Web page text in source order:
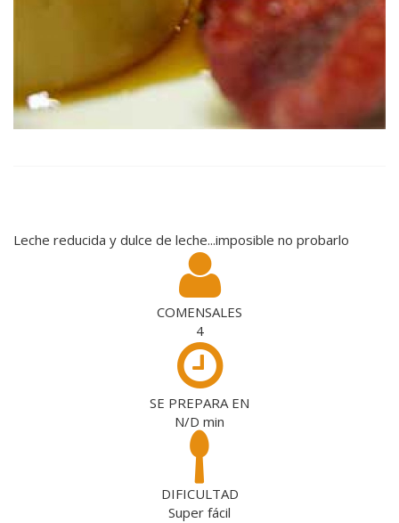
Leche reducida y dulce de leche...imposible no probarlo
COMENSALES
4
SE PREPARA EN
N/D min
DIFICULTAD
Super fácil